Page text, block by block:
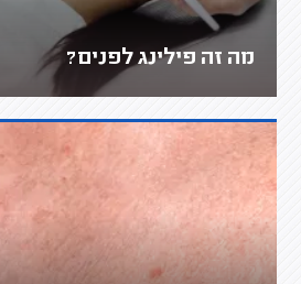
מה זה פילינג לפנים?